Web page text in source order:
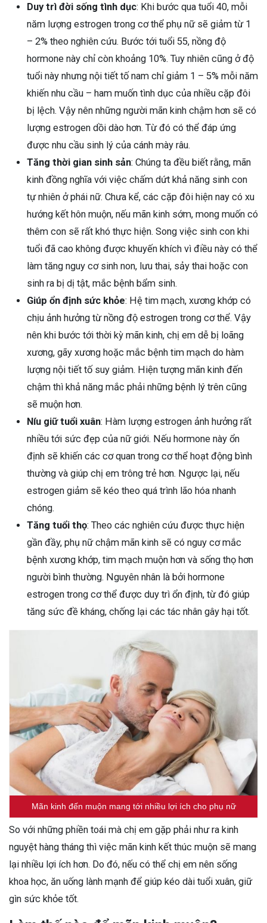
Duy trì đời sống tình dục: Khi bước qua tuổi 40, mỗi
năm lượng estrogen trong cơ thể phụ nữ sẽ giảm từ 1
– 2% theo nghiên cứu. Bước tới tuổi 55, nồng độ
hormone này chỉ còn khoảng 10%. Tuy nhiên cũng ở độ
tuổi này nhưng nội tiết tố nam chỉ giảm 1 – 5% mỗi năm
khiến nhu cầu – ham muốn tình dục của nhiều cặp đôi
bị lệch. Vậy nên những người mãn kinh chậm hơn sẽ có
lượng estrogen dồi dào hơn. Từ đó có thể đáp ứng
được nhu cầu sinh lý của cánh mày râu.
Tăng thời gian sinh sản: Chúng ta đều biết rằng, mãn
kinh đồng nghĩa với việc chấm dứt khả năng sinh con
tự nhiên ở phái nữ. Chưa kể, các cặp đôi hiện nay có xu
hướng kết hôn muộn, nếu mãn kinh sớm, mong muốn có
thêm con sẽ rất khó thực hiện. Song việc sinh con khi
tuổi đã cao không được khuyến khích vì điều này có thể
làm tăng nguy cơ sinh non, lưu thai, sảy thai hoặc con
sinh ra bị dị tật, mắc bệnh bẩm sinh.
Giúp ổn định sức khỏe: Hệ tim mạch, xương khớp có
chịu ảnh hưởng từ nồng độ estrogen trong cơ thể. Vậy
nên khi bước tới thời kỳ mãn kinh, chị em dễ bị loãng
xương, gãy xương hoặc mắc bệnh tim mạch do hàm
lượng nội tiết tố suy giảm. Hiện tượng mãn kinh đến
chậm thì khả năng mắc phải những bệnh lý trên cũng
sẽ muộn hơn.
Níu giữ tuổi xuân: Hàm lượng estrogen ảnh hưởng rất
nhiều tới sức đẹp của nữ giới. Nếu hormone này ổn
định sẽ khiến các cơ quan trong cơ thể hoạt động bình
thường và giúp chị em trông trẻ hơn. Ngược lại, nếu
estrogen giảm sẽ kéo theo quá trình lão hóa nhanh
chóng.
Tăng tuổi thọ: Theo các nghiên cứu được thực hiện
gần đầy, phụ nữ chậm mãn kinh sẽ có nguy cơ mắc
bệnh xương khớp, tim mạch muộn hơn và sống thọ hơn
người bình thường. Nguyên nhân là bởi hormone
estrogen trong cơ thể được duy trì ổn định, từ đó giúp
tăng sức đề kháng, chống lại các tác nhân gây hại tốt.
Mãn kinh đến muộn mang tới nhiều lợi ích cho phụ nữ
So với những phiền toái mà chị em gặp phải như ra kinh
nguyệt hàng tháng thì việc mãn kinh kết thúc muộn sẽ mang
lại nhiều lợi ích hơn. Do đó, nếu có thể chị em nên sống
khoa học, ăn uống lành mạnh để giúp kéo dài tuổi xuân, giữ
gìn sức khỏe tốt.